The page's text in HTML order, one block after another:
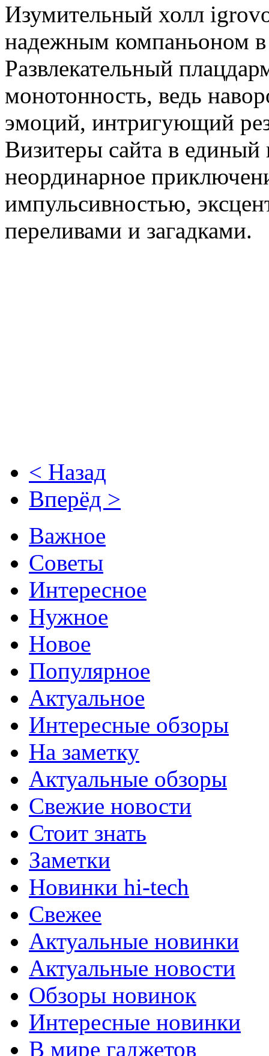
Изумительный холл
надежным компаньоном в
Развлекательный
монотонность, ведь
эмоций, интригующий
Визитеры сайта в
неординарное
импульсивностью,
переливами и загадками.
< Назад
Вперёд >
Важное
Советы
Интересное
Нужное
Новое
Популярное
Актуальное
Интересные обзоры
На заметку
Актуальные обзоры
Свежие новости
Стоит знать
Заметки
Новинки hi-tech
Свежее
Актуальные новинки
Актуальные новости
Обзоры новинок
Интересные новинки
В мире гаджетов